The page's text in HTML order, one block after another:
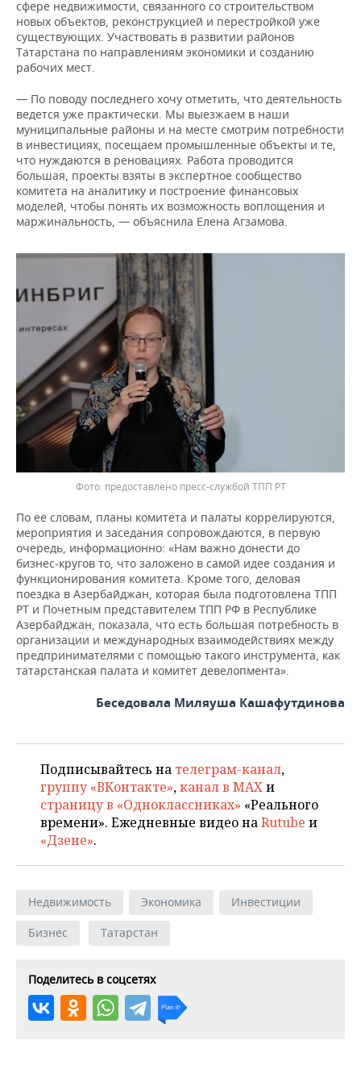
сфере недвижимости, связанного со строительством
новых объектов, реконструкцией и перестройкой уже
существующих. Участвовать в развитии районов
Татарстана по направлениям экономики и созданию
рабочих мест.
— По поводу последнего хочу отметить, что деятельность
ведется уже практически. Мы выезжаем в наши
муниципальные районы и на месте смотрим потребности
в инвестициях, посещаем промышленные объекты и те,
что нуждаются в реновациях. Работа проводится
большая, проекты взяты в экспертное сообщество
комитета на аналитику и построение финансовых
моделей, чтобы понять их возможность воплощения и
маржинальность, — объяснила Елена Агзамова.
предоставлено пресс-службой ТПП РТ
По ее словам, планы комитета и палаты коррелируются,
мероприятия и заседания сопровождаются, в первую
очередь, информационно: «Нам важно донести до
бизнес-кругов то, что заложено в самой идее создания и
функционирования комитета. Кроме того, деловая
поездка в Азербайджан, которая была подготовлена ТПП
РТ и Почетным представителем ТПП РФ в Республике
Азербайджан, показала, что есть большая потребность в
организации и международных взаимодействиях между
предпринимателями с помощью такого инструмента, как
татарстанская палата и комитет девелопмента».
Беседовала Миляуша Кашафутдинова
Подписывайтесь на телеграм-канал,
группу «ВКонтакте»,канал в MAXи
страницу в «Одноклассниках» «Реального
времени». Ежедневные видео наRutube и
«Дзене».
Недвижимость Экономика
Инвестиции
Бизнес
Татарстан
Поделитесь в соцсетях